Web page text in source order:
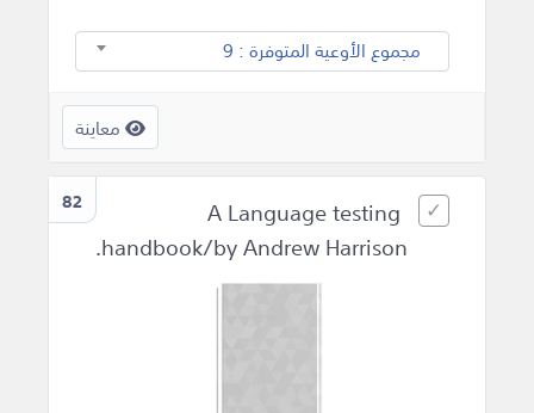
مجموع الأوعية المتوفرة : 9
معاينة
82
A Language testing
handbook/by Andrew Harrison.